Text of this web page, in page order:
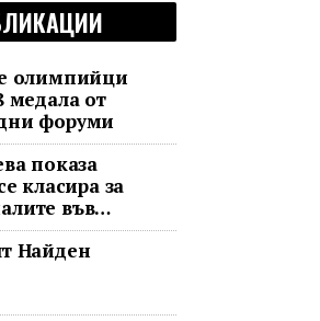
олимпийци
медала от
форуми
показа
класира за
във
впечатляващ
Найден